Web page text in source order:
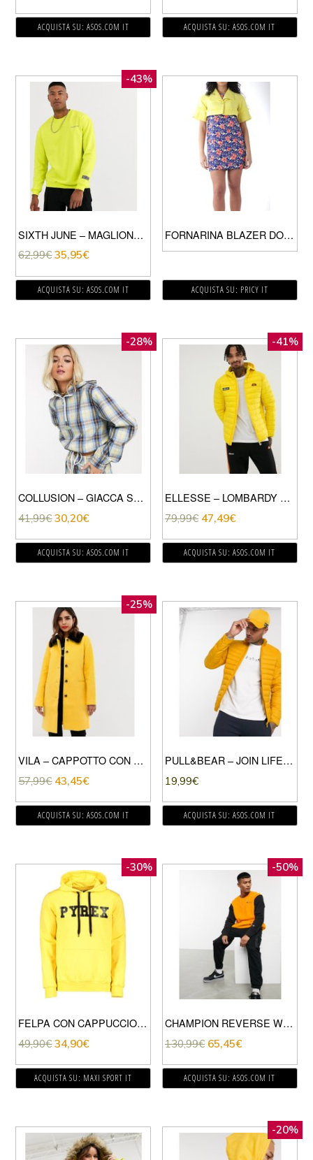
ACQUISTA SU: ASOS.COM IT ACQUISTA SU: ASOS.COM IT
-43%
SIXTH JUNE – MAGLIONE VERDE LIME CON LOGO RIFLETTENTE-GIALLO
62,99€ 35,95€
ACQUISTA SU: ASOS.COM IT
FORNARINA BLAZER DONNA YELLOW
ACQUISTA SU: PRICY IT
-28%
COLLUSION – GIACCA SPORTIVA A QUADRI IN COORDINATO-GIALLO
41,99€ 30,20€
ACQUISTA SU: ASOS.COM IT
-41%
ELLESSE – LOMBARDY – PIUMINO GIALLO
79,99€ 47,49€
ACQUISTA SU: ASOS.COM IT
-25%
VILA – CAPPOTTO CON BOTTONI E BORDI IN PELLICCIA SINTETICA-GIALLO
57,99€ 43,45€
ACQUISTA SU: ASOS.COM IT
PULL&BEAR – JOIN LIFE – PIUMINO LEGGERO SENAPE-GIALLO
19,99€
ACQUISTA SU: ASOS.COM IT
-30%
FELPA CON CAPPUCCIO BASIC LOGO
49,90€ 34,90€
ACQUISTA SU: MAXI SPORT IT
-50%
CHAMPION REVERSE WEAVE – FELPA COLOR BLOCK CON TASCA A PANNELLO GIALLA/NERA-GIALLO
130,99€ 65,45€
ACQUISTA SU: ASOS.COM IT
-20%